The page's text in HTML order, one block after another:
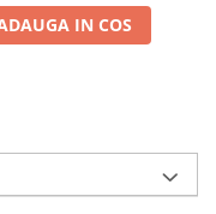
IN COS